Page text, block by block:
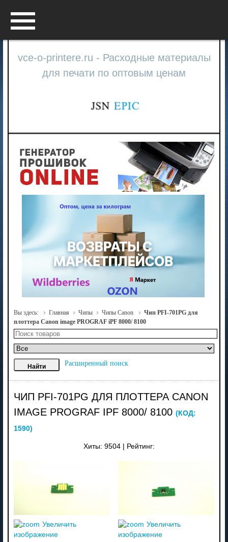
vce-o-printere.ru - Расходные материалы
для печати по оптовым ценам
Вы здесь: Главная Чипы Чипы Canon
Чип PFI-701PG для
плоттера Canon image PROGRAF iPF 8000/ 8100
Расширенный поиск
ЧИП PFI-701PG ДЛЯ ПЛОТТЕРА CANON
IMAGE PROGRAF IPF 8000/ 8100 (КОД:
1590)
Хиты: 9504 Рейтинг:
Увеличить
изображение
Увеличить
изображение